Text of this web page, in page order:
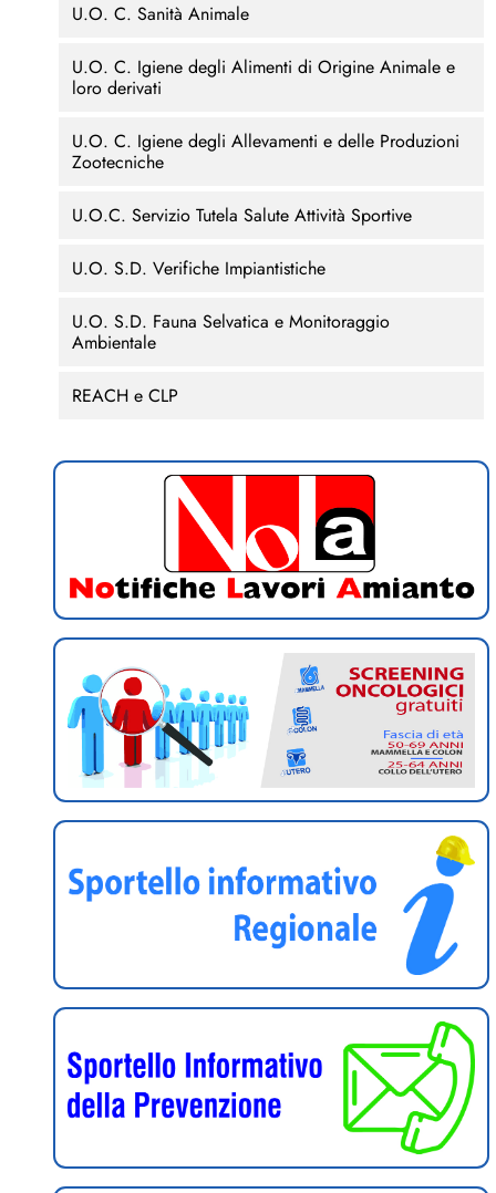
U.O. C. Sanità Animale
U.O. C. Igiene degli Alimenti di Origine Animale e
loro derivati
U.O. C. Igiene degli Allevamenti e delle Produzioni
Zootecniche
U.O.C. Servizio Tutela Salute Attività Sportive
U.O. S.D. Verifiche Impiantistiche
U.O. S.D. Fauna Selvatica e Monitoraggio
Ambientale
REACH e CLP